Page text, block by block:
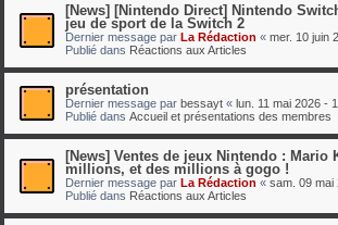
[News] [Nintendo Direct] Nintendo
jeu de sport de la Switch 2
Dernier message par La Rédaction « mer. 10 juin
Publié dans Réactions aux Articles
présentation
Dernier message par bessayt « lun. 11 mai 2026 -
Publié dans Accueil et présentations des membres
[News] Ventes de jeux Nintendo : Mario
millions, et des millions à gogo !
Dernier message par La Rédaction « sam. 09 mai
Publié dans Réactions aux Articles